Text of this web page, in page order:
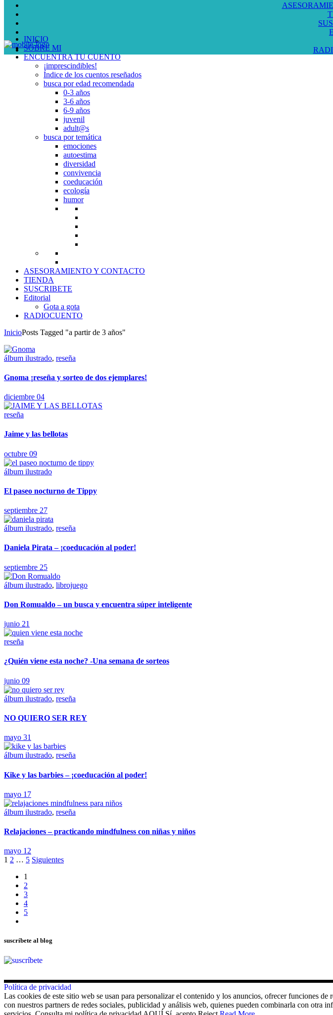
INICIO
SOBRE MI
ENCUENTRA TU CUENTO
¡imprescindibles!
Índice de los cuentos reseñados
busca por edad recomendada
0-3 años
3-6 años
6-9 años
juvenil
adult@s
busca por temática
emociones
autoestima
diversidad
convivencia
coeducación
ecología
humor
ASESORAMIENTO Y CONTACTO
TIENDA
SUSCRIBETE
Editorial
Gota a gota
RADIOCUENTO
InicioPosts Tagged "a partir de 3 años"
álbum ilustrado, reseña
Gnoma ¡reseña y sorteo de dos ejemplares!
diciembre 04
reseña
Jaime y las bellotas
octubre 09
álbum ilustrado
El paseo nocturno de Tippy
septiembre 27
álbum ilustrado, reseña
Daniela Pirata – ¡coeducación al poder!
septiembre 25
álbum ilustrado, librojuego
Don Romualdo – un busca y encuentra súper inteligente
junio 21
reseña
¿Quién viene esta noche? -Una semana de sorteos
junio 09
álbum ilustrado, reseña
NO QUIERO SER REY
mayo 31
álbum ilustrado, reseña
Kike y las barbies – ¡coeducación al poder!
mayo 17
álbum ilustrado, reseña
Relajaciones – practicando mindfulness con niñas y niños
mayo 12
Paginación
entradas
1 2 … 5 Siguientes
1
2
3
4
5
suscríbete al blog
Política de privacidad
Las cookies de este sitio web se usan para personalizar el contenido y los anuncios, ofrecer funciones
con nuestros partners de redes sociales, publicidad y análisis web, quienes pueden combinarla con otra